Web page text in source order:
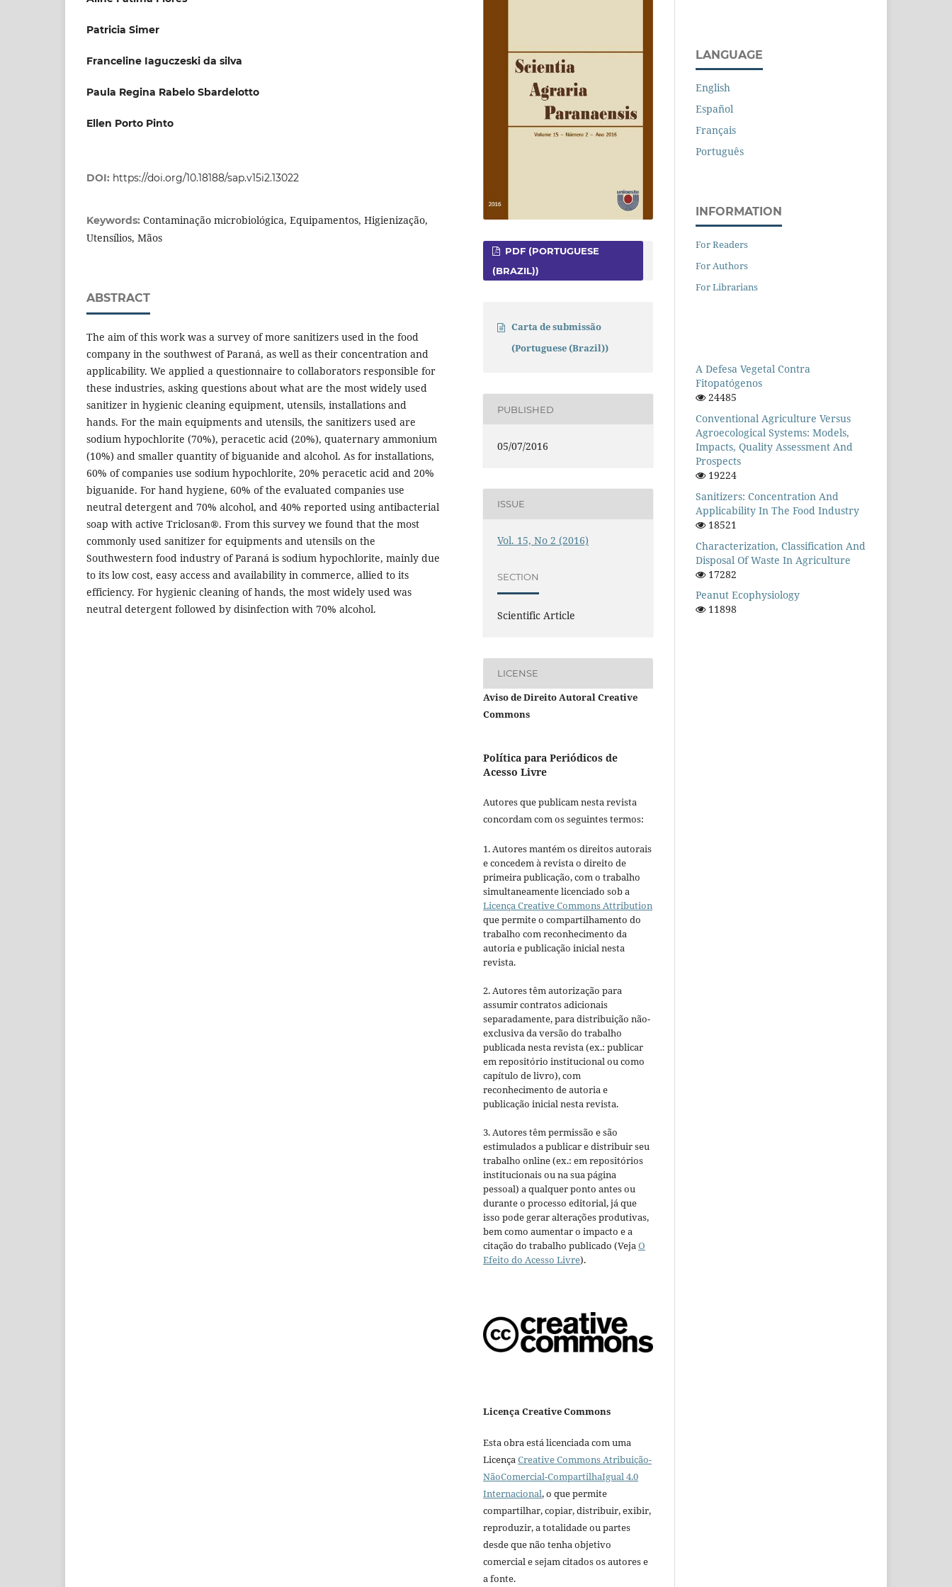
Patricia Simer
Franceline Iaguczeski da silva
Paula Regina Rabelo Sbardelotto
Ellen Porto Pinto
DOI: https://doi.org/10.18188/sap.v15i2.13022
Keywords: Contaminação microbiológica, Equipamentos, Higienização,
Utensílios, Mãos
ABSTRACT
The aim of this work was a survey of more sanitizers used in the food
company in the southwest of Paraná, as well as their concentration and
applicability. We applied a questionnaire to collaborators responsible for
these industries, asking questions about what are the most widely used
sanitizer in hygienic cleaning equipment, utensils, installations and
hands. For the main equipments and utensils, the sanitizers used are
sodium hypochlorite (70%), peracetic acid (20%), quaternary ammonium
(10%) and smaller quantity of biguanide and alcohol. As for installations,
60% of companies use sodium hypochlorite, 20% peracetic acid and 20%
biguanide. For hand hygiene, 60% of the evaluated companies use
neutral detergent and 70% alcohol, and 40% reported using antibacterial
soap with active Triclosan®. From this survey we found that the most
commonly used sanitizer for equipments and utensils on the
Southwestern food industry of Paraná is sodium hypochlorite, mainly due
to its low cost, easy access and availability in commerce, allied to its
efficiency. For hygienic cleaning of hands, the most widely used was
neutral detergent followed by disinfection with 70% alcohol.
PDF (PORTUGUESE
(BRAZIL))
Carta de submissão
(Portuguese (Brazil))
PUBLISHED
05/07/2016
ISSUE
Vol. 15, No 2 (2016)
SECTION
Scientific Article
LICENSE
Aviso de Direito Autoral Creative
Commons
Política para Periódicos de
Acesso Livre
Autores que publicam nesta revista
concordam com os seguintes termos:
1. Autores mantém os direitos autorais
e concedem à revista o direito de
primeira publicação, com o trabalho
simultaneamente licenciado sob a
Licença Creative Commons Attribution
que permite o compartilhamento do
trabalho com reconhecimento da
autoria e publicação inicial nesta
revista.
2. Autores têm autorização para
assumir contratos adicionais
separadamente, para distribuição não-
exclusiva da versão do trabalho
publicada nesta revista (ex.: publicar
em repositório institucional ou como
capítulo de livro), com
reconhecimento de autoria e
publicação inicial nesta revista.
3. Autores têm permissão e são
estimulados a publicar e distribuir seu
trabalho online (ex.: em repositórios
institucionais ou na sua página
pessoal) a qualquer ponto antes ou
durante o processo editorial, já que
isso pode gerar alterações produtivas,
bem como aumentar o impacto e a
citação do trabalho publicado (Veja O
Efeito do Acesso Livre).
Licença Creative Commons
Esta obra está licenciada com uma
LicençaCreative Commons Atribuição-
NãoComercial-CompartilhaIgual 4.0
Internacional, o que permite
compartilhar, copiar, distribuir, exibir,
reproduzir, a totalidade ou partes
desde que não tenha objetivo
comercial e sejam citados os autores e
a fonte.
LANGUAGE
English
Español
Français
Português
INFORMATION
For Readers
For Authors
For Librarians
A Defesa Vegetal Contra
Fitopatógenos
24485
Conventional Agriculture Versus
Agroecological Systems: Models,
Impacts, Quality Assessment And
Prospects
19224
Sanitizers: Concentration And
Applicability In The Food Industry
18521
Characterization, Classification And
Disposal Of Waste In Agriculture
17282
Peanut Ecophysiology
11898